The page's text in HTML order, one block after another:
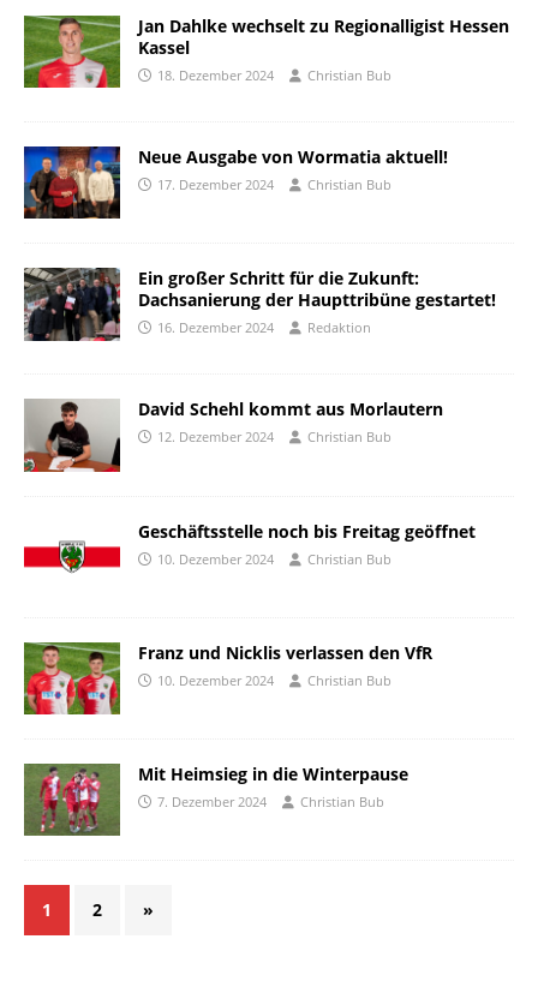
Jan Dahlke wechselt zu Regionalligist Hessen
Kassel
18. Dezember 2024 Christian Bub
Neue Ausgabe von Wormatia aktuell!
17. Dezember 2024 Christian Bub
Ein großer Schritt für die Zukunft:
Dachsanierung der Haupttribüne gestartet!
16. Dezember 2024 Redaktion
David Schehl kommt aus Morlautern
12. Dezember 2024 Christian Bub
Geschäftsstelle noch bis Freitag geöffnet
10. Dezember 2024 Christian Bub
Franz und Nicklis verlassen den VfR
10. Dezember 2024 Christian Bub
Mit Heimsieg in die Winterpause
7. Dezember 2024 Christian Bub
1 2 »